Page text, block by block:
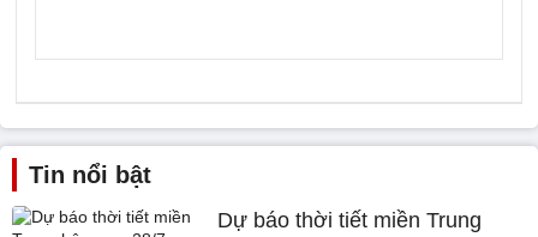
Tin nổi bật
Dự báo thời tiết miền Trung